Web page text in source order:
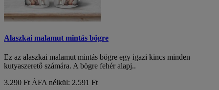
Alaszkai malamut mintás bögre
Ez az alaszkai malamut mintás bögre egy igazi kincs minden
kutyaszerető számára. A bögre fehér alapj..
3.290 Ft ÁFA nélkül: 2.591 Ft